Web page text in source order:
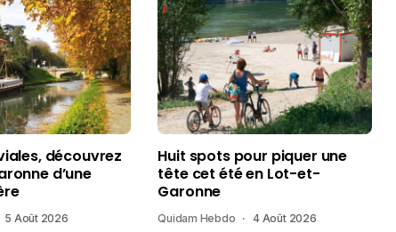
découvrez
d’une
5 Août 2026
Huit spots pour piquer une
tête cet été en Lot-et-
Garonne
Quidam Hebdo 4 Août 2026